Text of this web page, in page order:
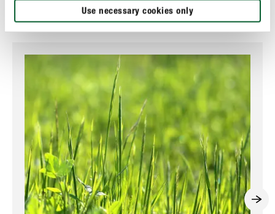
Use necessary cookies only